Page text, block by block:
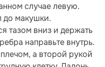
случае левую.
до макушки.
тазом вниз и держать
направьте внутрь.
а второй рукой